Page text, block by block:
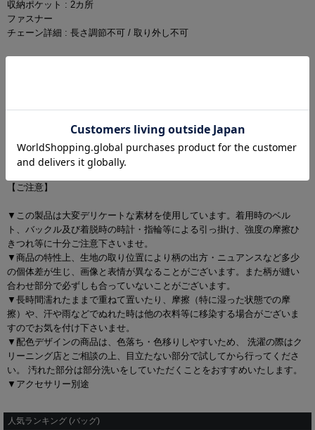
収納ポケット : 2カ所
ファスナー
チェーン詳細 : 長さ調節不可 / 取り外し不可
■ご注意
【 画像の色・光沢について 】
お客様のモニタ環境により、画像の色が実物と異なって見える場合がご
ざいます。
【ご注意】
▼この製品は大変デリケートな素材を使用しています。着用時のベル
ト、バックル及び着脱時の時計・指輪等による引っ掛け、強度の摩擦ひ
きつれ等に十分ご注意下さいませ。
▼商品の特性上、生地の取り位置により柄の出方・ニュアンスなど多少
の個体差が生じ、画像と表情が異なることがございます。また柄が縫い
合わせ部分で必ずしも合っていないことがございます。
▼長時間濡れたままで重ねて置いたり、摩擦（特に湿った状態での摩
擦）や、汗や雨などでぬれた時は他の衣料等に移染する場合がございま
すのでお気を付け下さいませ。
▼配色デザインの商品は、色落ち・色移りしやすいため、 洗濯の際はク
リーニング店とご相談の上、目立たない部分で試してから行ってくださ
い。 汚れた部分は部分洗いをしていただくことをおすすめいたします。
▼アクセサリー別途
人気ランキング (バッグ)